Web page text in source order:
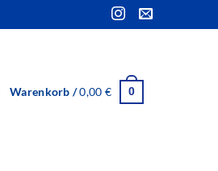
Warenkorb /0,00 € 0